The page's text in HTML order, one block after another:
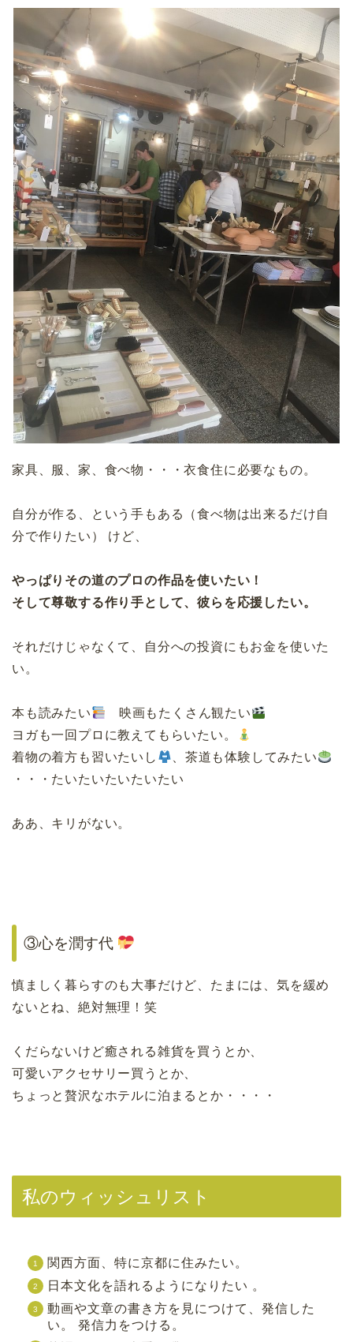
家具、服、家、食べ物・・・衣食住に必要なもの。
自分が作る、という手もある（食べ物は出来るだけ自
分で作りたい） けど、
やっぱりその道のプロの作品を使いたい！
そして尊敬する作り手として、彼らを応援したい。
それだけじゃなくて、自分への投資にもお金を使いた
い。
本も読みたい
映画もたくさん観たい
ヨガも一回プロに教えてもらいたい。
着物の着方も習いたいし
、茶道も体験してみたい
・・・たいたいたいたいたい
ああ、キリがない。
③心を潤す代
慎ましく暮らすのも大事だけど、たまには、気を緩め
ないとね、絶対無理！笑
くだらないけど癒される雑貨を買うとか、
可愛いアクセサリー買うとか、
ちょっと贅沢なホテルに泊まるとか・・・・
私のウィッシュリスト
関西方面、特に京都に住みたい。
日本文化を語れるようになりたい 。
動画や文章の書き方を見につけて、発信した
い。 発信力をつける。